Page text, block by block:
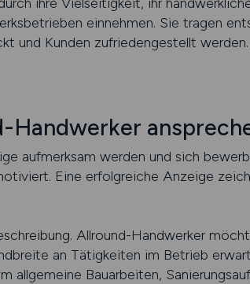
einnehmen. Sie tragen
und Kunden zufriedengestellt werden.
Handwerker
aufmerksam werden und sich
Eine erfolgreiche Anzeige
Allround-Handwerker
an Tätigkeiten im Betrieb
allgemeine Bauarbeiten,